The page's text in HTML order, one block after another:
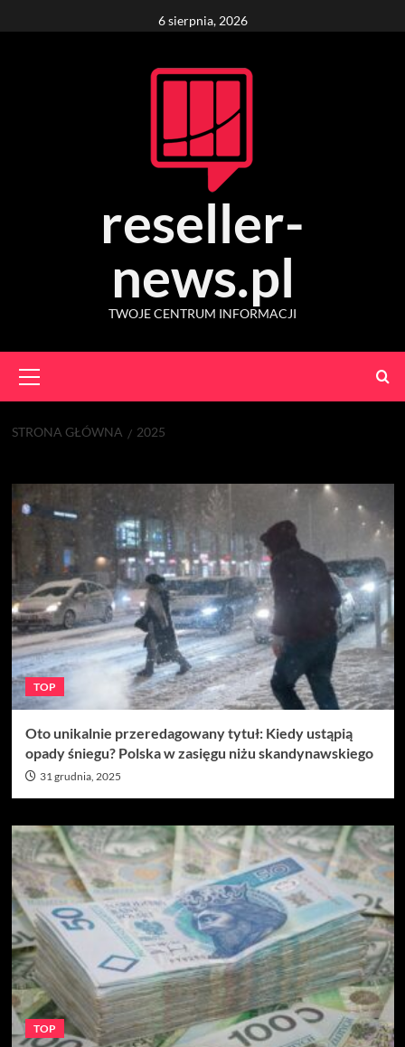
to
6 sierpnia, 2026
reseller-
news.pl
TWOJE CENTRUM INFORMACJI
Menu
STRONA GŁÓWNA 2025
TOP
Oto unikalnie przeredagowany tytuł: Kiedy ustąpią
opady śniegu? Polska w zasięgu niżu skandynawskiego
31 grudnia, 2025
TOP